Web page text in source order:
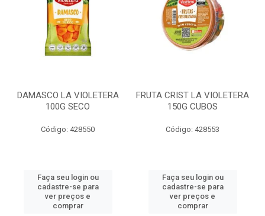
DAMASCO LA VIOLETERA
100G SECO
Código: 428550
Faça seu login ou
cadastre-se para
ver preços e
comprar
FRUTA CRIST LA VIOLETERA
150G CUBOS
Código: 428553
Faça seu login ou
cadastre-se para
ver preços e
comprar